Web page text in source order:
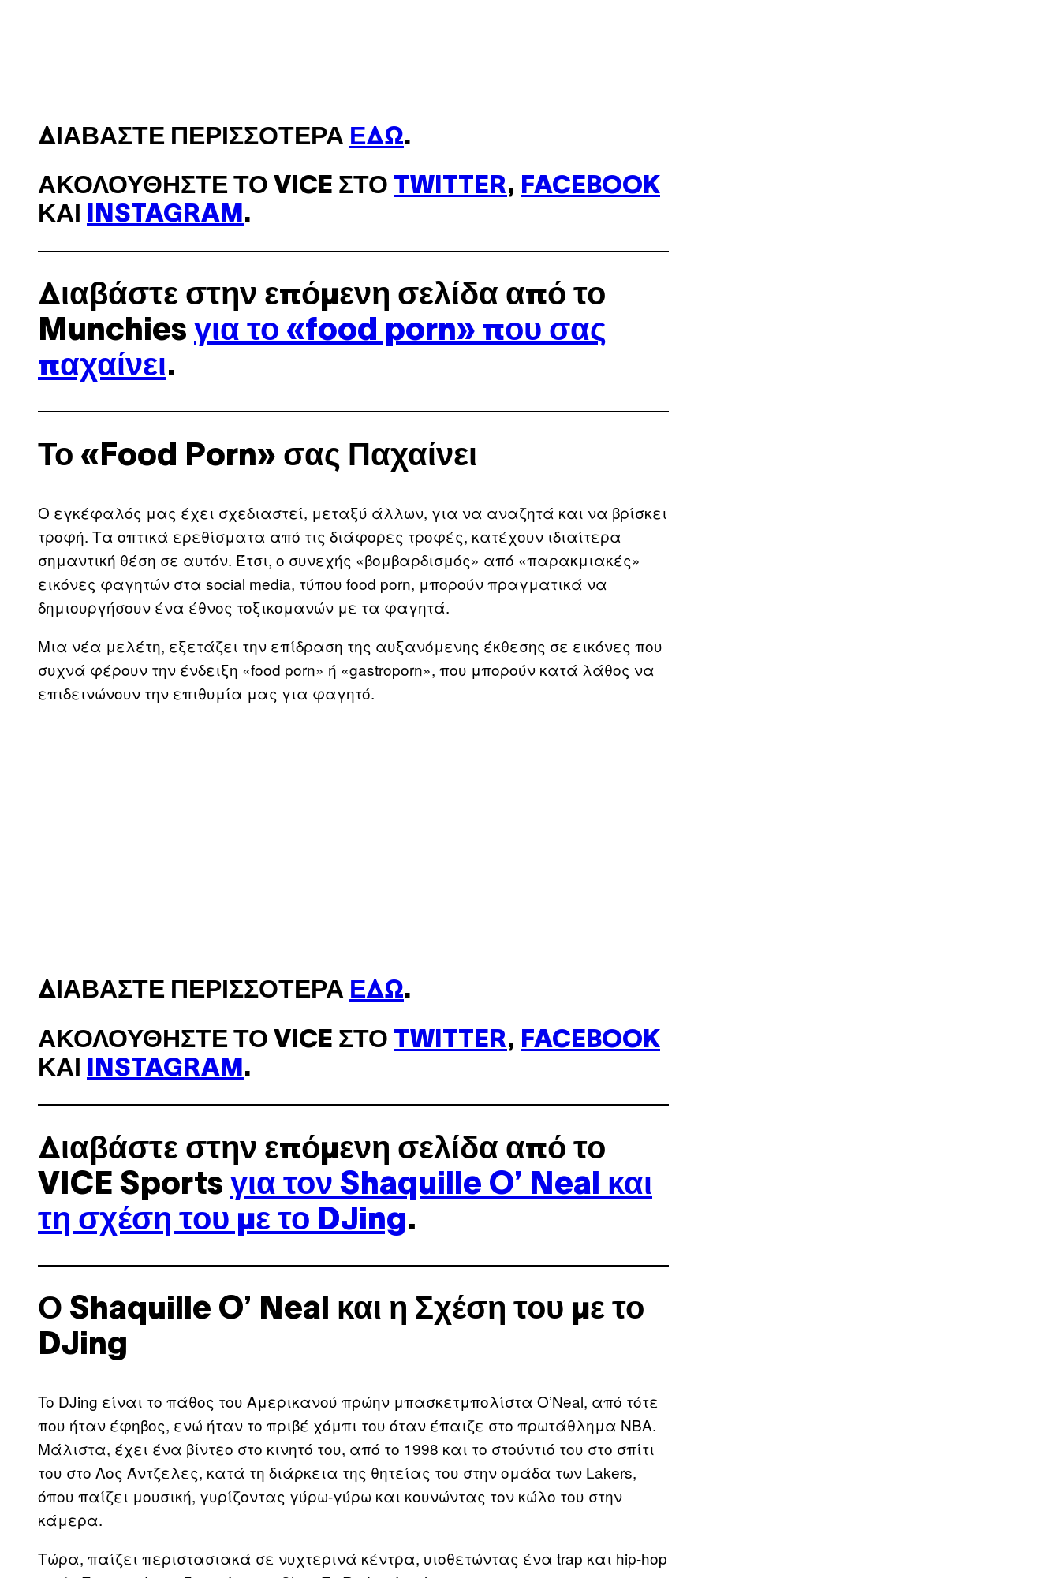
ΔΙΑΒΆΣΤΕ ΠΕΡΙΣΣΌΤΕΡΑ ΕΔΏ.
ΑΚΟΛΟΥΘΉΣΤΕ ΤΟ VICE ΣΤΟ TWITTER, FACEBOOK
ΚΑΙ
INSTAGRAM .
Διαβάστε στην επόμενη σελίδα από το
Munchies για το «food porn» που σας
παχαίνει.
Το «Food Porn» σας Παχαίνει
Ο εγκέφαλός μας έχει σχεδιαστεί, μεταξύ άλλων, για να αναζητά και να βρίσκει
τροφή. Τα οπτικά ερεθίσματα από τις διάφορες τροφές, κατέχουν ιδιαίτερα
σημαντική θέση σε αυτόν. Έτσι, ο συνεχής «βομβαρδισμός» από «παρακμιακές»
εικόνες φαγητών στα social media, τύπου food porn, μπορούν πραγματικά να
δημιουργήσουν ένα έθνος τοξικομανών με τα φαγητά.
Μια νέα μελέτη, εξετάζει την επίδραση της αυξανόμενης έκθεσης σε εικόνες που
συχνά φέρουν την ένδειξη «food porn» ή «gastroporn», που μπορούν κατά λάθος να
επιδεινώνουν την επιθυμία μας για φαγητό.
ΔΙΑΒΆΣΤΕ ΠΕΡΙΣΣΌΤΕΡΑ ΕΔΏ.
ΑΚΟΛΟΥΘΉΣΤΕ ΤΟ VICE ΣΤΟ TWITTER, FACEBOOK
ΚΑΙ
INSTAGRAM .
Διαβάστε στην επόμενη σελίδα από το
VICE Sports για τον Shaquille O’ Neal και
τη σχέση του με το DJing.
Ο Shaquille O’ Neal και η Σχέση του με το
DJing
To DJing είναι το πάθος του Αμερικανού πρώην μπασκετμπολίστα O’Neal, από τότε
που ήταν έφηβος, ενώ ήταν το πριβέ χόμπι του όταν έπαιζε στο πρωτάθλημα ΝΒΑ.
Μάλιστα, έχει ένα βίντεο στο κινητό του, από το 1998 και το στούντιό του στο σπίτι
του στο Λος Άντζελες, κατά τη διάρκεια της θητείας του στην ομάδα των Lakers,
όπου παίζει μουσική, γυρίζοντας γύρω-γύρω και κουνώντας τον κώλο του στην
κάμερα.
Τώρα, παίζει περιστασιακά σε νυχτερινά κέντρα, υιοθετώντας ένα trap και hip-hop